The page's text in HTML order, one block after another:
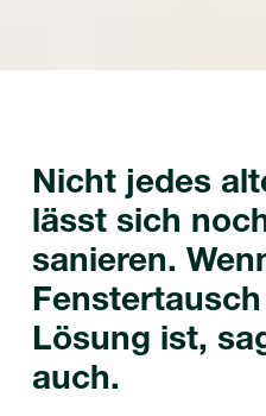
Nicht jedes
lässt sich
sanieren.
Lösung ist,
auch.